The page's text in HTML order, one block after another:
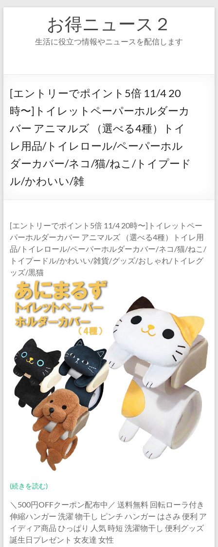
ッ
プ
お得ニュース２
生活に役立つ情報やニュースを配信します
[エントリーでポイント5倍 11/4 20
時〜]トイレットペーパーホルダーカ
バー アニマルズ （選べる4種）トイ
レ用品/トイレロール/ペーパーホル
ダーカバー/ネコ/猫/ねこ/トイプード
ル/かわいい/雑
[エントリーでポイント5倍 11/4 20時〜]トイレットペー
パーホルダーカバー アニマルズ （選べる4種）トイレ用
品/トイレロール/ペーパーホルダーカバー/ネコ/猫/ねこ/
トイプードル/かわいい/雑貨/グッズ/おしゃれ/トイレグ
ッズ/黒猫
(続きを読む)
＼500円OFFクーポン配布中／ 送料無料 回転ローラ付き
伸縮ハンガー 洗濯 物干し ピンチ ハンガー はさみ 便利 ア
イディア商品 ひっぱり 人気 時短 洗濯物干し 便利グッズ
誕生日プレゼント 女友達 女性